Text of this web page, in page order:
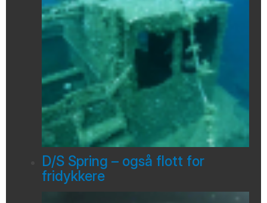
D/S Spring – også flott for
fridykkere